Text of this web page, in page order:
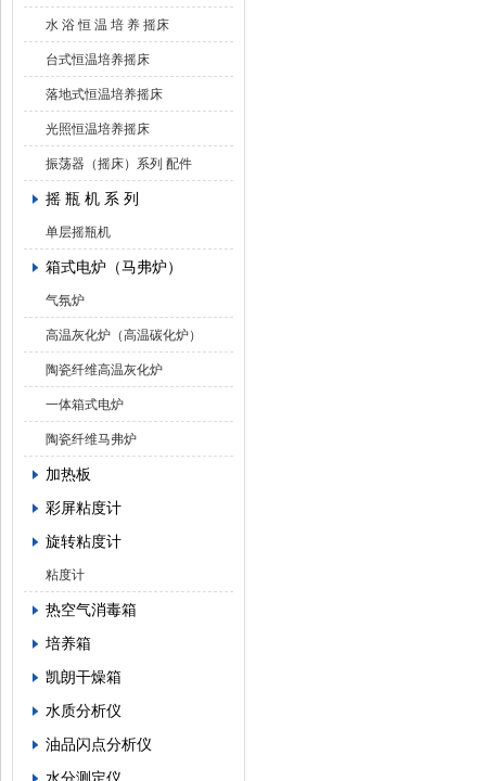
水 浴 恒 温 培 养 摇床
台式恒温培养摇床
落地式恒温培养摇床
光照恒温培养摇床
振荡器（摇床）系列 配件
摇 瓶 机 系 列
单层摇瓶机
箱式电炉（马弗炉）
气氛炉
高温灰化炉（高温碳化炉）
陶瓷纤维高温灰化炉
一体箱式电炉
陶瓷纤维马弗炉
加热板
彩屏粘度计
旋转粘度计
粘度计
热空气消毒箱
培养箱
凯朗干燥箱
水质分析仪
油品闪点分析仪